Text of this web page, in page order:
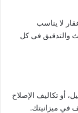
لا يناسب
والتدقيق في كل
أو تكاليف الإصلاح
في ميزانيتك.